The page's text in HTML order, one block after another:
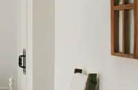
ou en appuyant et en faisant glisser.